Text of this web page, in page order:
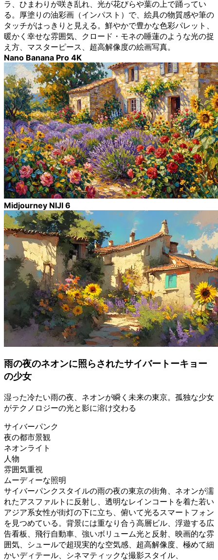
ラ、ひまわりが咲き乱れ、光が花びらや葉の上で踊ってい
る。厚塗りの油彩画（インパスト）で、絵具の物質感や筆の
タッチがはっきりと見える。鮮やかで豊かな色彩パレット、
暖かく幸せな雰囲気、クロード・モネの睡蓮のような光の捉
え方、マスターピース、超高解像度の絵画写真。
Nano Banana Pro 4K
Midjourney NIJI 6
雨の夜のネオンに照らされたサイバートーキョー
の少女
湿った冷たい雨の夜、ネオンが瞬く未来の東京。孤独な少女
がテクノロジーの光と影に溶け交わる
サイバーパンク
夜の都市景観
ネオンライト
人物
雰囲気重視
ムーディーな照明
サイバーパンクスタイルの雨の夜の東京の街角、ネオンが濡
れたアスファルトに反射し、透明なレインコートを着た若い
アジア系女性が街灯の下に立ち、俯いて光るスマートフォン
を見つめている。背景には重なり合う高層ビル、浮遊する広
告看板、飛行自動車、強いボリューム光と反射、映画的な雰
囲気、シュールで超現実的な空気感、超高解像度、極めて細
かいディテール、シネマティックな撮影スタイル、